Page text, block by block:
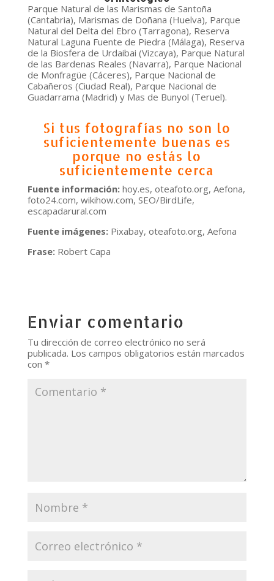
Parque Natural de las Marismas de Santoña
(Cantabria), Marismas de Doñana (Huelva), Parque
Natural del Delta del Ebro (Tarragona), Reserva
Natural Laguna Fuente de Piedra (Málaga), Reserva
de la Biosfera de Urdaibai (Vizcaya), Parque Natural
de las Bardenas Reales (Navarra), Parque Nacional
de Monfragüe (Cáceres), Parque Nacional de
Cabañeros (Ciudad Real), Parque Nacional de
Guadarrama (Madrid) y Mas de Bunyol (Teruel).
Si tus fotografías no son lo
suficientemente buenas es
porque no estás lo
suficientemente cerca
Fuente información: hoy.es, oteafoto.org, Aefona,
foto24.com, wikihow.com, SEO/BirdLife,
escapadarural.com
Fuente imágenes:Pixabay, oteafoto.org, Aefona
Frase:Robert Capa
Enviar comentario
Tu dirección de correo electrónico no será
publicada. Los campos obligatorios están marcados
con *